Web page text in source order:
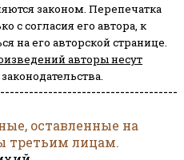
законом. Перепечатка
с согласия его автора, к
на его авторской странице.
авторы несут
оставленные на
третьим лицам.